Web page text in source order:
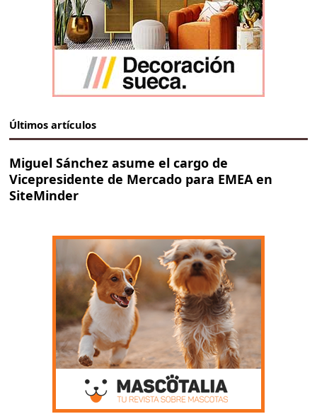
Últimos artículos
Miguel Sánchez asume el cargo de
Vicepresidente de Mercado para EMEA en
SiteMinder